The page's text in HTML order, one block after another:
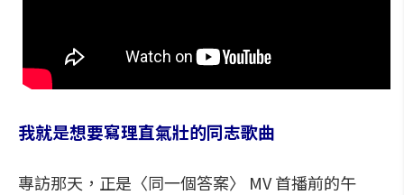
我就是想要寫理直氣壯的同志歌曲
專訪那天，正是〈同一個答案〉 MV 首播前的午